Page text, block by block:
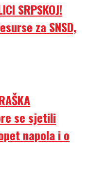
SRPSKOJ!
za SNSD,
se sjetili
napola i o